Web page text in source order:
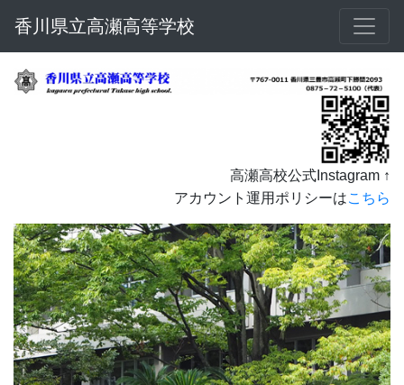
香川県立高瀬高等学校
高瀬高校公式Instagram ↑
アカウント運用ポリシーはこちら